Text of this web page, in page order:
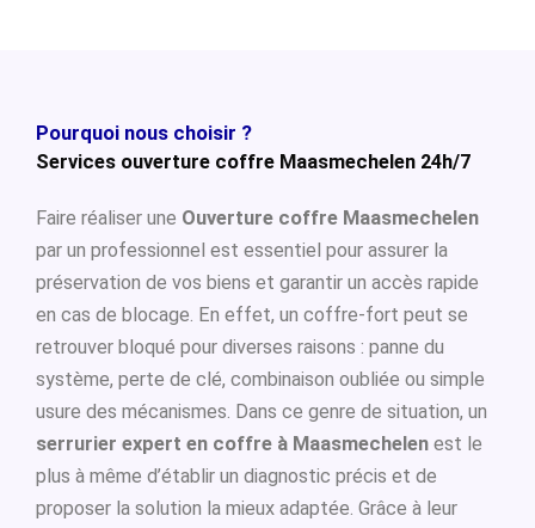
Pourquoi nous choisir ?
Services ouverture coffre Maasmechelen 24h/7
Faire réaliser une Ouverture coffre Maasmechelen
par un professionnel est essentiel pour assurer la
préservation de vos biens et garantir un accès rapide
en cas de blocage. En effet, un coffre-fort peut se
retrouver bloqué pour diverses raisons : panne du
système, perte de clé, combinaison oubliée ou simple
usure des mécanismes. Dans ce genre de situation, un
serrurier expert en coffre à Maasmechelen est le
plus à même d’établir un diagnostic précis et de
proposer la solution la mieux adaptée. Grâce à leur